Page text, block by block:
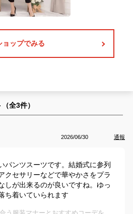
ョップでみる
（全3件）
2026/06/30 通報
パンツスーツです。結婚式に参列
クセサリーなどで華やかさをプラ
しが出来るのが良いですね。ゆっ
ち着いていられます